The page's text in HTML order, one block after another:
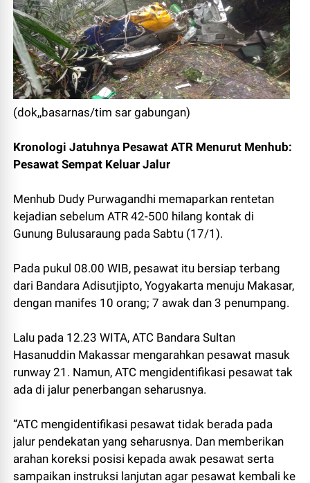
(dok,,basarnas/tim sar gabungan)
Kronologi Jatuhnya Pesawat ATR Menurut Menhub:
Pesawat Sempat Keluar Jalur
Menhub Dudy Purwagandhi memaparkan rentetan
kejadian sebelum ATR 42-500 hilang kontak di
Gunung Bulusaraung pada Sabtu (17/1).
Pada pukul 08.00 WIB, pesawat itu bersiap terbang
dari Bandara Adisutjipto, Yogyakarta menuju Makasar,
dengan manifes 10 orang; 7 awak dan 3 penumpang.
Lalu pada 12.23 WITA, ATC Bandara Sultan
Hasanuddin Makassar mengarahkan pesawat masuk
runway 21. Namun, ATC mengidentifikasi pesawat tak
ada di jalur penerbangan seharusnya.
“ATC mengidentifikasi pesawat tidak berada pada
jalur pendekatan yang seharusnya. Dan memberikan
arahan koreksi posisi kepada awak pesawat serta
sampaikan instruksi lanjutan agar pesawat kembali ke